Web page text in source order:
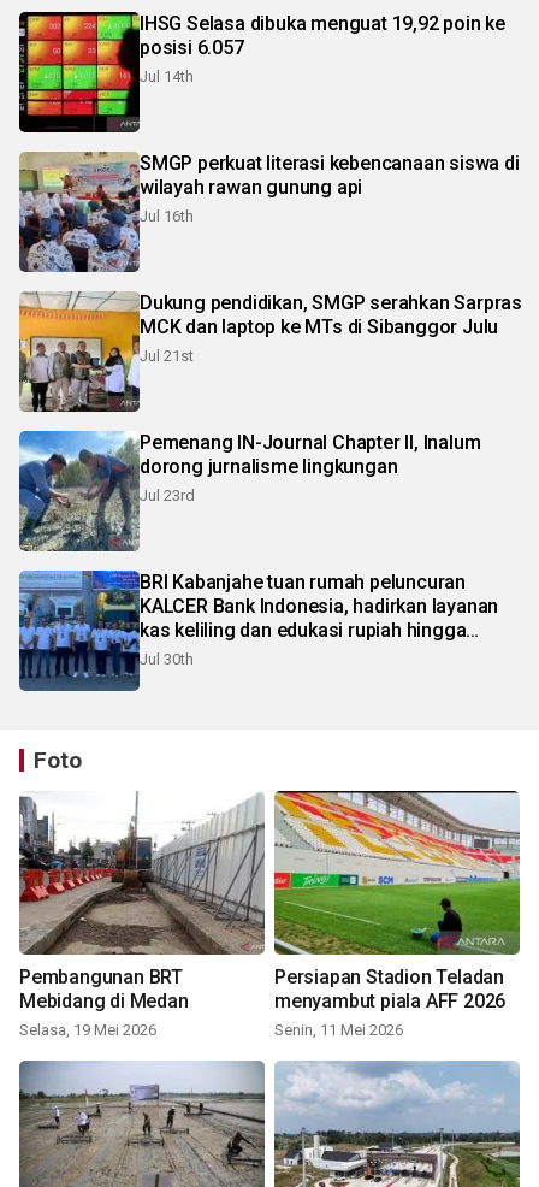
IHSG Selasa dibuka menguat 19,92 poin ke
posisi 6.057
Jul 14th
SMGP perkuat literasi kebencanaan siswa di
wilayah rawan gunung api
Jul 16th
Dukung pendidikan, SMGP serahkan Sarpras
MCK dan laptop ke MTs di Sibanggor Julu
Jul 21st
Pemenang IN-Journal Chapter II, Inalum
dorong jurnalisme lingkungan
Jul 23rd
BRI Kabanjahe tuan rumah peluncuran
KALCER Bank Indonesia, hadirkan layanan
kas keliling dan edukasi rupiah hingga
pelosok Karo
Jul 30th
Foto
Pembangunan BRT
Mebidang di Medan
Selasa, 19 Mei 2026
Persiapan Stadion Teladan
menyambut piala AFF 2026
Senin, 11 Mei 2026